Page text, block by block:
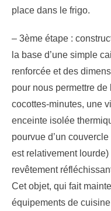
place dans le frigo.
– 3ème étape :
la base d’une simple
renforcée et des
pour nous permettre
cocottes-minutes, une
enceinte isolée
pourvue d’un
est relativement lourde)
revêtement
Cet objet, qui fait
équipements de